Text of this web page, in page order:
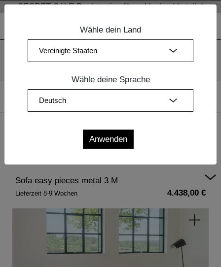
Wir verwenden Cookies. Mit der weiteren Nutzung unserer
SECRET SALE Registration für exklusive Vorteile!
| Sofa easy pieces metal 3 M
Sofa easy pieces metal 3 M
Lieferzeit 8-9 Wochen 4.438,00 €
Wähle dein Land
Wähle deine Sprache